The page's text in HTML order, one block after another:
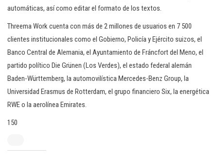
automáticas, así como editar el formato de los textos.
Threema Work cuenta con más de 2 millones de usuarios en 7 500
clientes institucionales como el Gobierno, Policía y Ejército suizos, el
Banco Central de Alemania, el Ayuntamiento de Fráncfort del Meno, el
partido político Die Grünen (Los Verdes), el estado federal alemán
Baden-Württemberg, la automovilística Mercedes-Benz Group, la
Universidad Erasmus de Rotterdam, el grupo financiero Six, la energética
RWE o la aerolínea Emirates.
150